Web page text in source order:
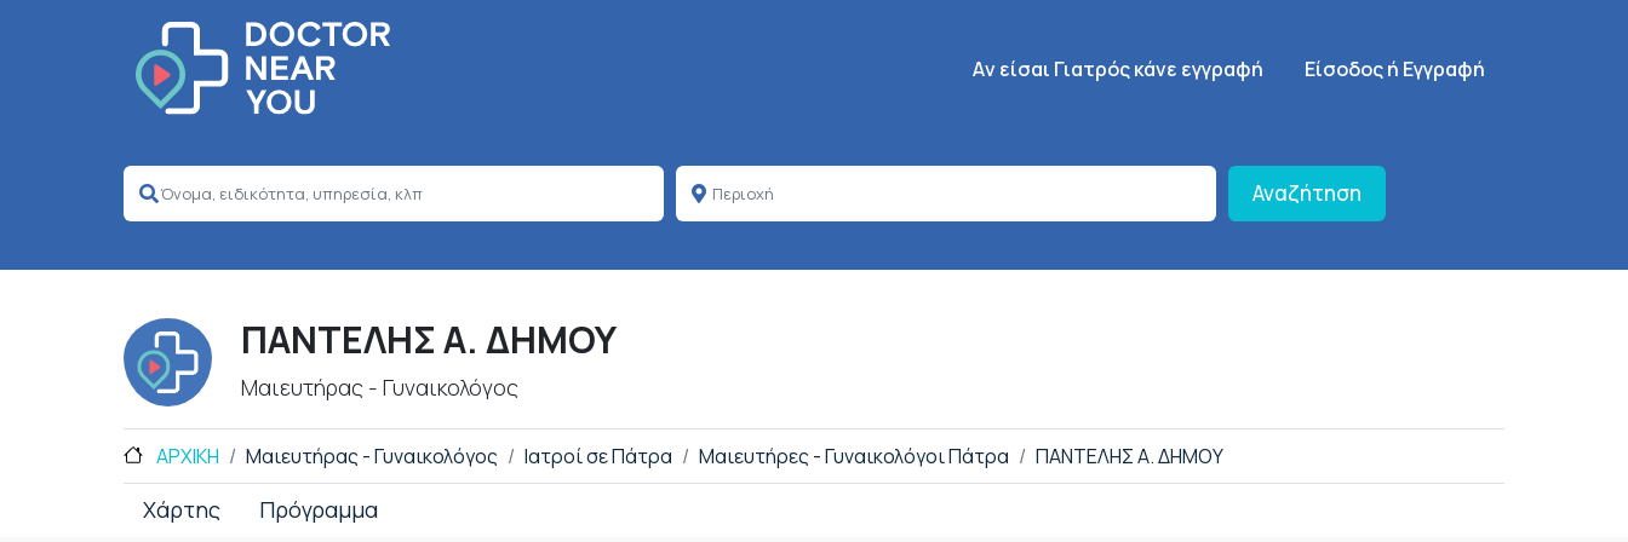
Κεντρική πλοήγηση
Aν είσαι Γιατρός κάνε εγγραφή SignUp Menu
Είσοδος ή Εγγραφή
Αναζήτηση
ΠΑΝΤΕΛΗΣ Α. ΔΗΜΟΥ
Μαιευτήρας - Γυναικολόγος
ΑΡΧΙΚΗ Μαιευτήρας - Γυναικολόγος Ιατροί σε Πάτρα Μαιευτήρες - Γυναικολόγοι Πάτρα ΠΑΝΤΕΛΗΣ Α. ΔΗΜΟΥ
Χάρτης Πρόγραμμα